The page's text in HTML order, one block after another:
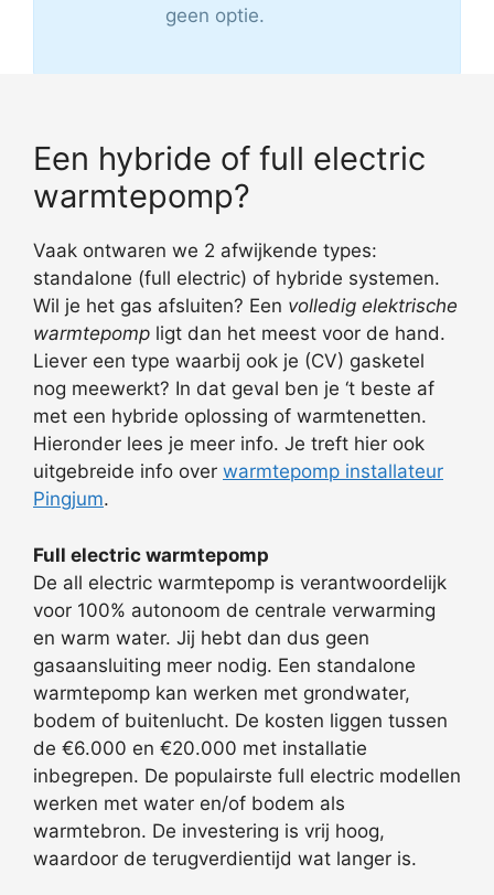
geen optie.
Een hybride of full electric
warmtepomp?
Vaak ontwaren we 2 afwijkende types:
standalone (full electric) of hybride systemen.
Wil je het gas afsluiten? Een volledig elektrische
warmtepomp ligt dan het meest voor de hand.
Liever een type waarbij ook je (CV) gasketel
nog meewerkt? In dat geval ben je ‘t beste af
met een hybride oplossing of warmtenetten.
Hieronder lees je meer info. Je treft hier ook
uitgebreide info over warmtepomp installateur
Pingjum.
Full electric warmtepomp
De all electric warmtepomp is verantwoordelijk
voor 100% autonoom de centrale verwarming
en warm water. Jij hebt dan dus geen
gasaansluiting meer nodig. Een standalone
warmtepomp kan werken met grondwater,
bodem of buitenlucht. De kosten liggen tussen
de €6.000 en €20.000 met installatie
inbegrepen. De populairste full electric modellen
werken met water en/of bodem als
warmtebron. De investering is vrij hoog,
waardoor de terugverdientijd wat langer is.